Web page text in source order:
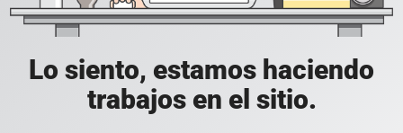
Lo siento, estamos haciendo
trabajos en el sitio.